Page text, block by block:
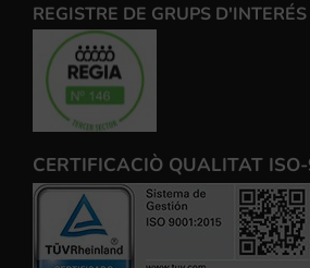
REGISTRE DE GRUPS
CERTIFICACIÒ QUALITAT